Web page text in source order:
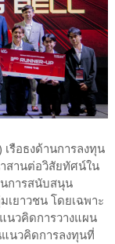
รือธงด้านการลงทุน
าสานต่อวิสัยทัศน์ใน
การสนับสนุน
เยาวชน โดยเฉพาะ
นวคิดการวางแผน
นวคิดการลงทุนที่